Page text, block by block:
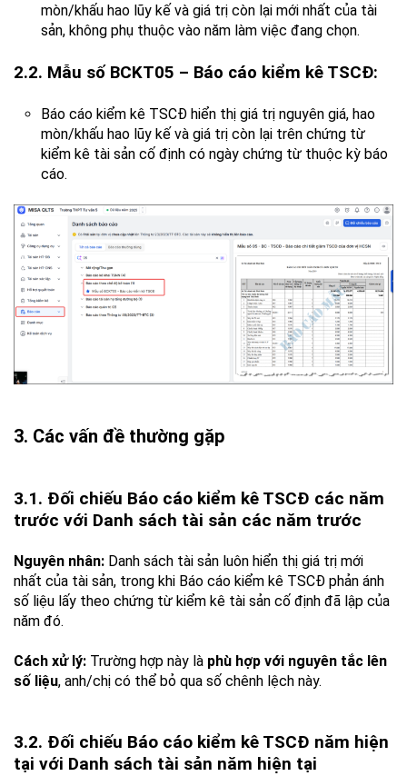
mòn/khấu hao lũy kế và giá trị còn lại mới nhất của tài
sản, không phụ thuộc vào năm làm việc đang chọn.
2.2. Mẫu số BCKT05 – Báo cáo kiểm kê TSCĐ:
Báo cáo kiểm kê TSCĐ hiển thị giá trị nguyên giá, hao
mòn/khấu hao lũy kế và giá trị còn lại trên chứng từ
kiểm kê tài sản cố định có ngày chứng từ thuộc kỳ báo
cáo.
3. Các vấn đề thường gặp
3.1. Đối chiếu Báo cáo kiểm kê TSCĐ các năm
trước với Danh sách tài sản các năm trước
Nguyên nhân: Danh sách tài sản luôn hiển thị giá trị mới
nhất của tài sản, trong khi Báo cáo kiểm kê TSCĐ phản ánh
số liệu lấy theo chứng từ kiểm kê tài sản cố định đã lập của
năm đó.
Cách xử lý: Trường hợp này là phù hợp với nguyên tắc lên
số liệu, anh/chị có thể bỏ qua số chênh lệch này.
3.2. Đối chiếu Báo cáo kiểm kê TSCĐ năm hiện
tại với Danh sách tài sản năm hiện tại